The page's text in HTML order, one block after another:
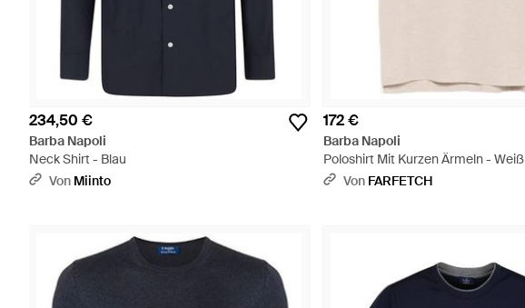
234,50 €
Barba Napoli
Neck Shirt - Blau
Von Miinto
172 €
Barba Napoli
Poloshirt Mit Kurzen Ärmeln - Weiß
Von FARFETCH